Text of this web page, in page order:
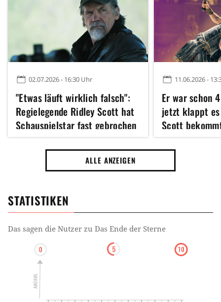
02.07.2026 - 16:30 Uhr
"Etwas läuft wirklich falsch":
Regielegende Ridley Scott hat
Schauspielstar fast gebrochen
11.06.2026 -
Er war schon
jetzt klappt
Scott
ALLE ANZEIGEN
STATISTIKEN
Das sagen die Nutzer zu Das Ende der Sterne